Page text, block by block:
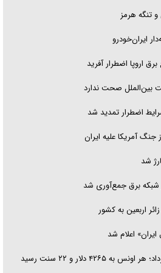
تنگه هرمز
ایران‌خودرو
برق اروپا اضطرار آفرید
اضطرار تمدید شد
آمریکا علیه ایران
شد
اعلام شد